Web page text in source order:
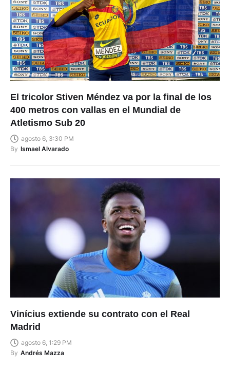
El tricolor Stiven Méndez va por la final de los
400 metros con vallas en el Mundial de
Atletismo Sub 20
agosto 6, 3:30 PM
By Ismael Alvarado
Vinícius extiende su contrato con el Real
Madrid
agosto 6, 1:29 PM
By Andrés Mazza